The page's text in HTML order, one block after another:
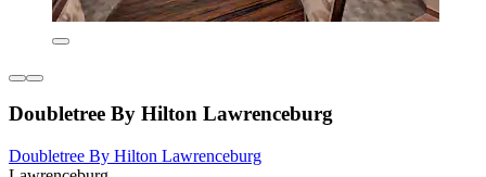
Doubletree By Hilton Lawrenceburg
Doubletree By Hilton Lawrenceburg